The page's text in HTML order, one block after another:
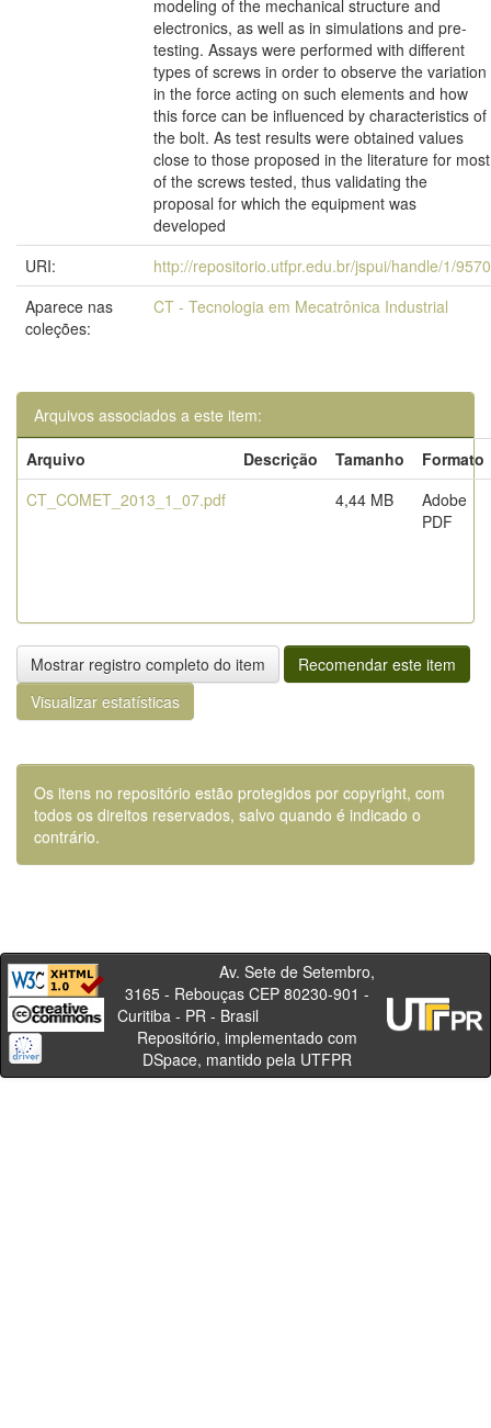
modeling of the mechanical structure and
electronics, as well as in simulations and pre-
testing. Assays were performed with different
types of screws in order to observe the variation
in the force acting on such elements and how
this force can be influenced by characteristics of
the bolt. As test results were obtained values
close to those proposed in the literature for most
of the screws tested, thus validating the
proposal for which the equipment was
developed
URI:
http://repositorio.utfpr.edu.br/jspui/handle/1/9570
Aparece nas
coleções:
CT - Tecnologia em Mecatrônica Industrial
Arquivos associados a este item:
Arquivo
Descrição Tamanho
Formato
CT_COMET_2013_1_07.pdf
4,44 MB
Adobe
PDF
Mostrar registro completo do item
Recomendar este item
Visualizar estatísticas
Os itens no repositório estão protegidos por copyright, com
todos os direitos reservados, salvo quando é indicado o
contrário.
Av. Sete de Setembro,
3165 - Rebouças CEP 80230-901 -
Curitiba - PR - Brasil
Repositório, implementado com
DSpace, mantido pela UTFPR